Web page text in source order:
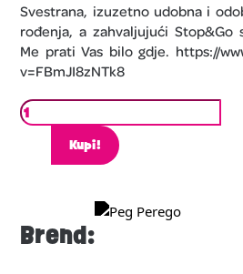
Svestrana, izuzetno udobna i
rođenja, a zahvaljujući Stop&Go
Me prati Vas bilo gdje. https://
v=FBmJI8zNTk8
Kupi!
Brend: